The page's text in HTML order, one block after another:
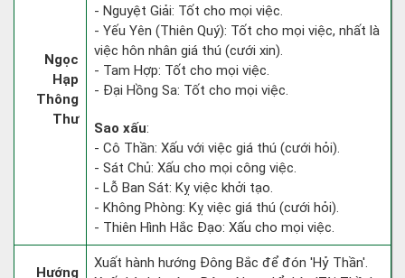
Ngọc
Hạp
Thông
Thư
- Nguyệt Giải: Tốt cho mọi việc.
- Yếu Yên (Thiên Quý): Tốt cho mọi việc, nhất là
việc hôn nhân giá thú (cưới xin).
- Tam Hợp: Tốt cho mọi việc.
- Đại Hồng Sa: Tốt cho mọi việc.
Sao xấu:
- Cô Thần: Xấu với việc giá thú (cưới hỏi).
- Sát Chủ: Xấu cho mọi công việc.
- Lỗ Ban Sát: Kỵ việc khởi tạo.
- Không Phòng: Kỵ việc giá thú (cưới hỏi).
- Thiên Hình Hắc Đạo: Xấu cho mọi việc.
Hướng
Xuất hành hướng Đông Bắc để đón 'Hỷ Thần'.